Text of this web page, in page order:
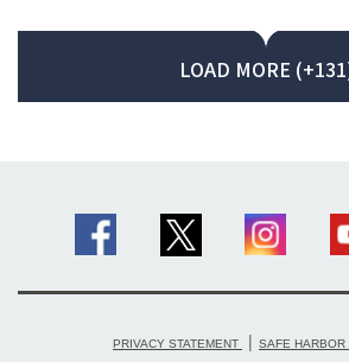
LOAD MORE
PRIVACY STATEMENT | SAFE HARBOR